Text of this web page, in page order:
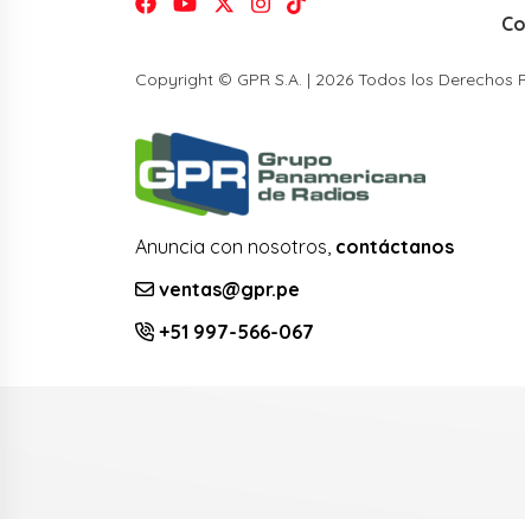
Copyright © GPR S.A. | 2026 Todos los Derechos
Anuncia con nosotros, contáctanos
ventas@gpr.pe
+51 997-566-067